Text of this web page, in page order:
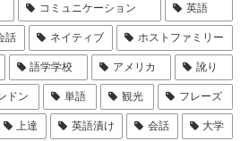
コミュニケーション 英語
話 ネイティブ ホストファミリー
語学学校 アメリカ 訛り
ドン 単語 観光 フレーズ
上達 英語漬け 会話 大学